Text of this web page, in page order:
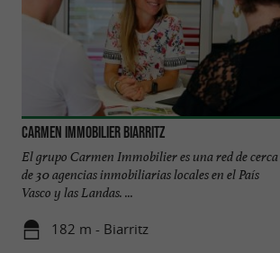
Carmen Immobilier Biarritz
El grupo Carmen Immobilier es una red de cerca
de 30 agencias inmobiliarias locales en el País
Vasco y las Landas. ...
182 m - Biarritz